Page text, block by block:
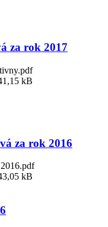
za rok 2017
kB
za rok 2016
kB